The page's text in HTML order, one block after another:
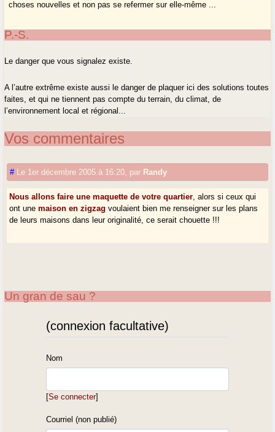
choses nouvelles et non pas se refermer sur elle-même ...
P.-S.
Le danger que vous signalez existe.
A l’autre extrême existe aussi le danger de plaquer ici des solutions toutes
faites, et qui ne tiennent pas compte du terrain, du climat, de
l’environnement local et régional...
Vos commentaires
# Le 1er décembre 2005 à 16:20 par Randy
Nous allons faire une maquette de votre quartier , alors si ceux qui
ont unemaison en zigzag voulaient bien me renseigner sur les plans
de leurs maisons dans leur originalité, ce serait chouette !!!
Un gran de sau ?
(connexion facultative)
Nom
[Se connecter]
Courriel (non publié)